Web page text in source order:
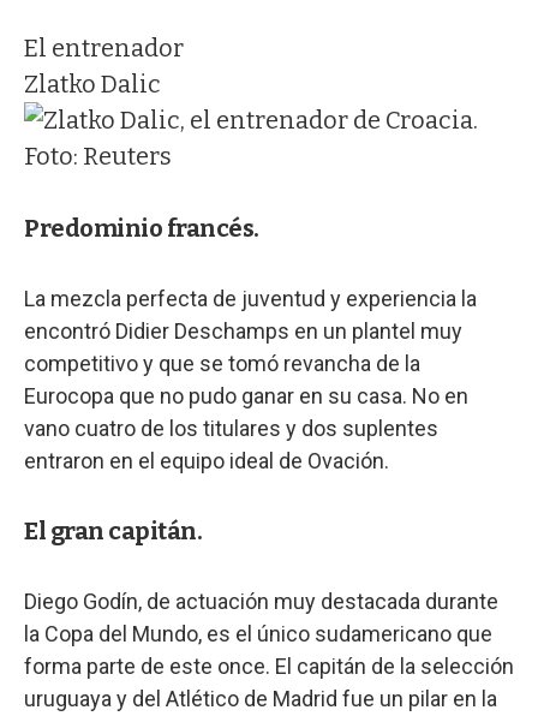
El entrenador
Zlatko Dalic
Predominio francés.
La mezcla perfecta de juventud y experiencia la
encontró Didier Deschamps en un plantel muy
competitivo y que se tomó revancha de la
Eurocopa que no pudo ganar en su casa. No en
vano cuatro de los titulares y dos suplentes
entraron en el equipo ideal de Ovación.
El gran capitán.
Diego Godín, de actuación muy destacada durante
la Copa del Mundo, es el único sudamericano que
forma parte de este once. El capitán de la selección
uruguaya y del Atlético de Madrid fue un pilar en la